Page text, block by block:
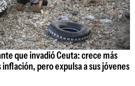
que invadió Ceuta: crece más
inflación, pero expulsa a sus jóvenes